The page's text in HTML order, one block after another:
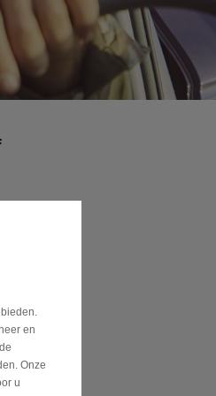
en
Onze
u